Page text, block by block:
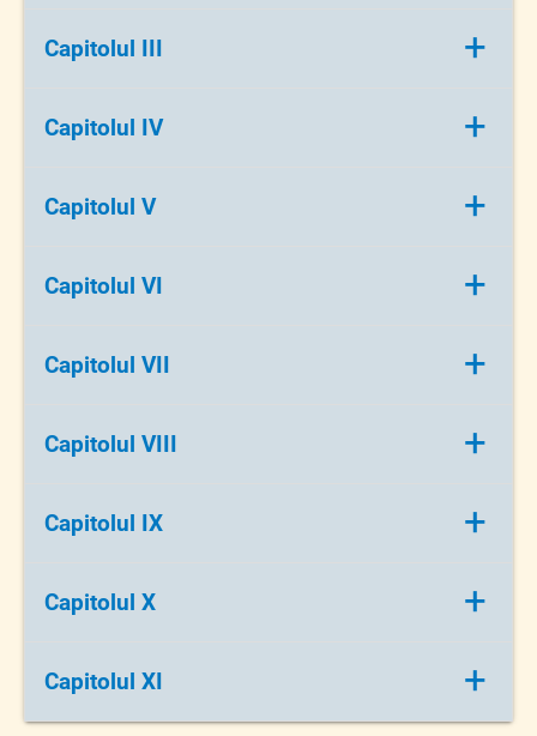
Captarea atenției
Capitolul III +
Reactualizarea cunoștințelor
Capitolul IV +
Dirijarea învățării: Povestea „Aventura
prietenilor zburători”
Capitolul V +
Cuvinte necunoscute din poveste
Capitolul VI +
Fixarea cunoștințelor
Capitolul VII +
Obținerea performanței
Capitolul VIII +
Asigurarea retenției și transferului
Capitolul IX +
Melodie: „Vreau să fiu aviator”
Capitolul X +
Felicitări
Capitolul XI +